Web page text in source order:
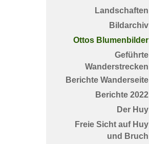
Landschaften
Bildarchiv
Ottos Blumenbilder
Geführte
Wanderstrecken
Berichte Wanderseite
Berichte 2022
Der Huy
Freie Sicht auf Huy
und Bruch